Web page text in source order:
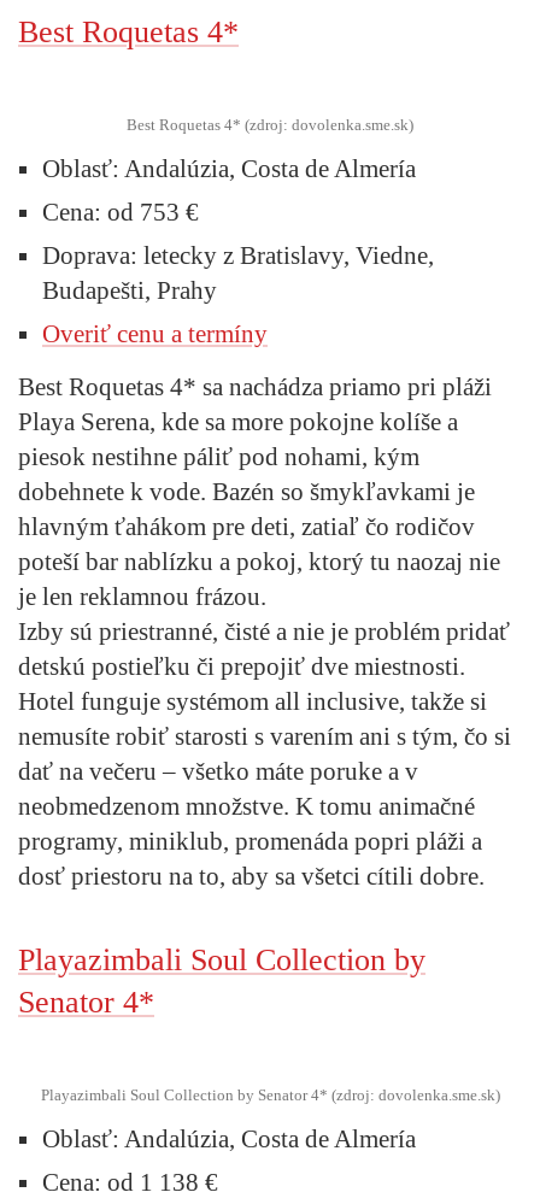
Best Roquetas 4*
Best Roquetas 4* (zdroj: dovolenka.sme.sk)
Oblasť: Andalúzia, Costa de Almería
Cena: od 753 €
Doprava: letecky z Bratislavy, Viedne,
Budapešti, Prahy
Overiť cenu a termíny
Best Roquetas 4* sa nachádza priamo pri pláži
Playa Serena, kde sa more pokojne kolíše a
piesok nestihne páliť pod nohami, kým
dobehnete k vode. Bazén so šmykľavkami je
hlavným ťahákom pre deti, zatiaľ čo rodičov
poteší bar nablízku a pokoj, ktorý tu naozaj nie
je len reklamnou frázou.
Izby sú priestranné, čisté a nie je problém pridať
detskú postieľku či prepojiť dve miestnosti.
Hotel funguje systémom all inclusive, takže si
nemusíte robiť starosti s varením ani s tým, čo si
dať na večeru – všetko máte poruke a v
neobmedzenom množstve. K tomu animačné
programy, miniklub, promenáda popri pláži a
dosť priestoru na to, aby sa všetci cítili dobre.
Playazimbali Soul Collection by
Senator 4*
Playazimbali Soul Collection by Senator 4* (zdroj: dovolenka.sme.sk)
Oblasť: Andalúzia, Costa de Almería
Cena: od 1 138 €